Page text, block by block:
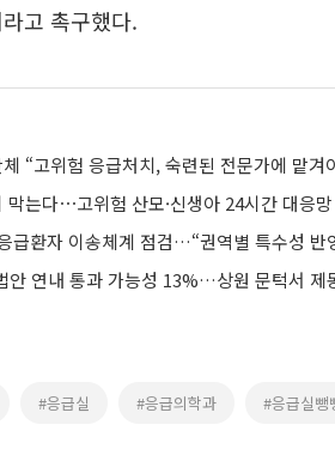
고 촉구했다.
“고위험 응급처치, 숙련된 전문가에 맡겨
막는다⋯고위험 산모·신생아 24시간 대응
급환자 이송체계 점검…“권역별 특수성 반
안 연내 통과 가능성 13%…상원 문턱서 제
#응급실 #응급의학과 #응급실뺑